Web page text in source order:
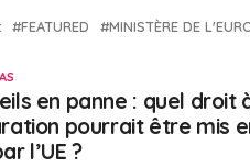
FEATURED MINISTÈRE DE
en panne : quel droit
pourrait être mis
l’UE ?